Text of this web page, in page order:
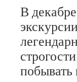
В
побывать